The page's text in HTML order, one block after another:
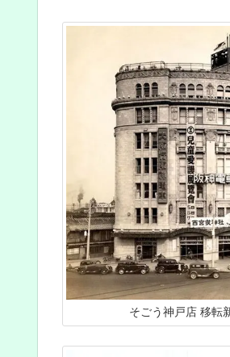
そごう神戸店 移転